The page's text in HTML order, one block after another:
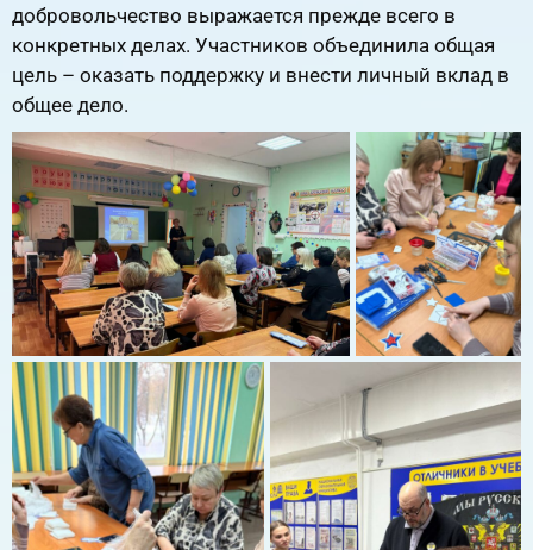
добровольчество выражается прежде всего в
конкретных делах. Участников объединила общая
цель – оказать поддержку и внести личный вклад в
общее дело.